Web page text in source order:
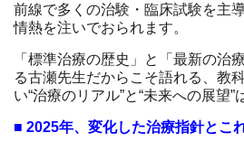
前線で多くの治験・臨床試験を主
情熱を注いでおられます。
「標準治療の歴史」と「最新の治
る古瀬先生だからこそ語れる、教
い“治療のリアル”と“未来への展望”
■ 2025年、変化した治療指針とこ